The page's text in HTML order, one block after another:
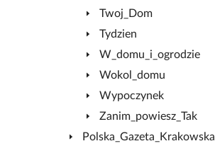
Twoj_Dom
Tydzien
W_domu_i_ogrodzie
Wokol_domu
Wypoczynek
Zanim_powiesz_Tak
Polska_Gazeta_Krakowska